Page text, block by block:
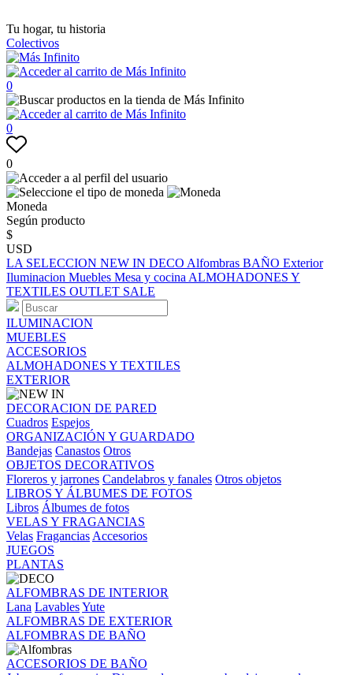
Tu hogar, tu historia
Colectivos
0
0
0
Moneda
Según producto
$
USD
LA SELECCION NEW IN DECO Alfombras BAÑO Exterior
Iluminacion Muebles Mesa y cocina ALMOHADONES Y
TEXTILES OUTLET SALE
ILUMINACION
MUEBLES
ACCESORIOS
ALMOHADONES Y TEXTILES
EXTERIOR
DECORACION DE PARED
Cuadros Espejos
ORGANIZACIÓN Y GUARDADO
Bandejas Canastos Otros
OBJETOS DECORATIVOS
Floreros y jarrones Candelabros y fanales Otros objetos
LIBROS Y ÁLBUMES DE FOTOS
Libros Álbumes de fotos
VELAS Y FRAGANCIAS
Velas Fragancias Accesorios
JUEGOS
PLANTAS
ALFOMBRAS DE INTERIOR
Lana LavablesYute
ALFOMBRAS DE EXTERIOR
ALFOMBRAS DE BAÑO
ACCESORIOS DE BAÑO